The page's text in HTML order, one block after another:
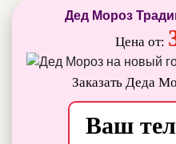
Дед Мороз
Цена от:
Заказать Деда